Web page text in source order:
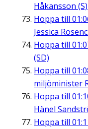
Håkansson (S)
Hoppa till
Jessica
Hoppa till
(SD)
Hoppa till
miljöminister
Hoppa till
Hänel
Hoppa till